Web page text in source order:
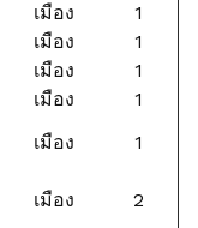
เมือง
1
เมือง
1
เมือง
1
เมือง
1
เมือง 1
เมือง 2